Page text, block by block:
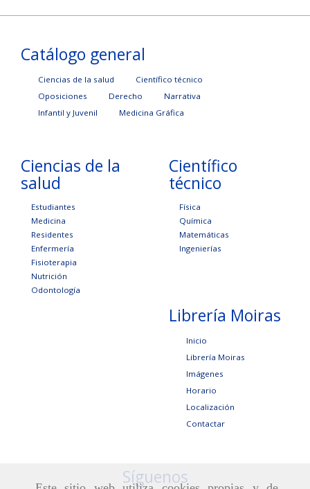
Catálogo general
Ciencias de la salud
Científico técnico
Oposiciones
Derecho
Narrativa
Infantil y Juvenil
Medicina Gráfica
Ciencias de la
salud
Estudiantes
Medicina
Residentes
Enfermería
Fisioterapia
Nutrición
Odontología
Científico
técnico
Física
Química
Matemáticas
Ingenierías
Librería Moiras
Inicio
Librería Moiras
Imágenes
Horario
Localización
Contactar
Síguenos